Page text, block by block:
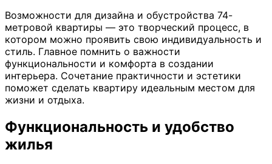
Возможности для дизайна и обустройства 74-
метровой квартиры — это творческий процесс, в
котором можно проявить свою индивидуальность и
стиль. Главное помнить о важности
функциональности и комфорта в создании
интерьера. Сочетание практичности и эстетики
поможет сделать квартиру идеальным местом для
жизни и отдыха.
Функциональность и удобство
жилья